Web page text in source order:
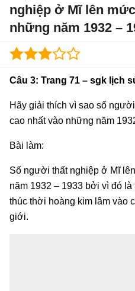
nghiệp ở Mĩ lên
những năm 1932 –
Câu 3: Trang 71 – sgk lịch
Hãy giải thích vì sao số
cao nhất vào những năm
Bài làm:
Số người thất nghiệp ở Mĩ
năm 1932 – 1933 bởi vì đó
thúc thời hoàng kim lâm vào
giới.